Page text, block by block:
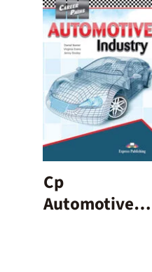
Cp
Automotive